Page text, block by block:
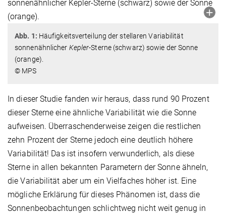
Abb. 1: Häufigkeitsverteilung der stellaren Variabilität
sonnenähnlicher Kepler-Sterne (schwarz) sowie der Sonne
(orange).
© MPS
In dieser Studie fanden wir heraus, dass rund 90 Prozent
dieser Sterne eine ähnliche Variabilität wie die Sonne
aufweisen. Überraschenderweise zeigen die restlichen
zehn Prozent der Sterne jedoch eine deutlich höhere
Variabilität! Das ist insofern verwunderlich, als diese
Sterne in allen bekannten Parametern der Sonne ähneln,
die Variabilität aber um ein Vielfaches höher ist. Eine
mögliche Erklärung für dieses Phänomen ist, dass die
Sonnenbeobachtungen schlichtweg nicht weit genug in